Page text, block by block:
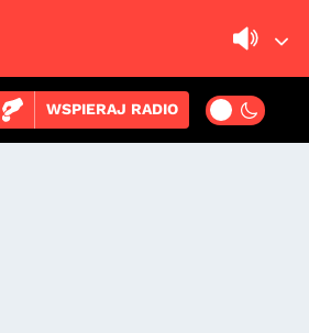
WSPIERAJ RADIO